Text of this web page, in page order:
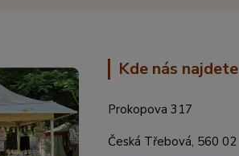
Kde nás najdete
Prokopova 317
Česká Třebová, 560 02